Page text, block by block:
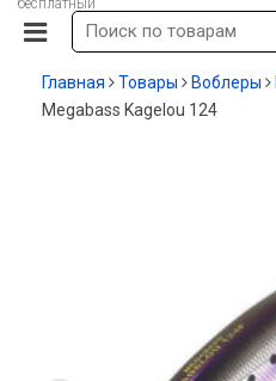
бесплатный
Главная Товары Воблеры
Megabass Kagelou 124